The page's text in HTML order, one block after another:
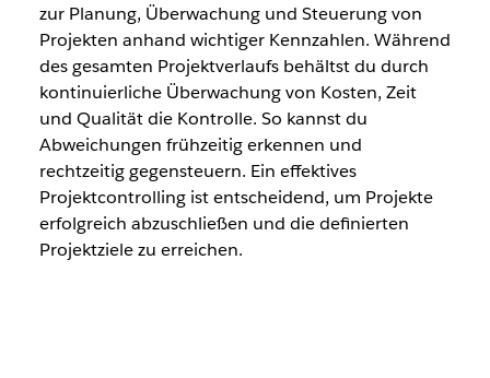
zur Planung, Überwachung und Steuerung von
Projekten anhand wichtiger Kennzahlen. Während
des gesamten Projektverlaufs behältst du durch
kontinuierliche Überwachung von Kosten, Zeit
und Qualität die Kontrolle. So kannst du
Abweichungen frühzeitig erkennen und
rechtzeitig gegensteuern. Ein effektives
Projektcontrolling ist entscheidend, um Projekte
erfolgreich abzuschließen und die definierten
Projektziele zu erreichen.